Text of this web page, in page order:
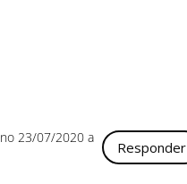
no 23/07/2020 a
Responder